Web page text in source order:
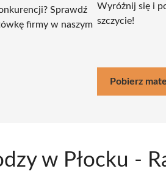
Sprawdź
firmy w naszym
Wyróżnij się i
szczycie!
Pobierz
w Płocku -